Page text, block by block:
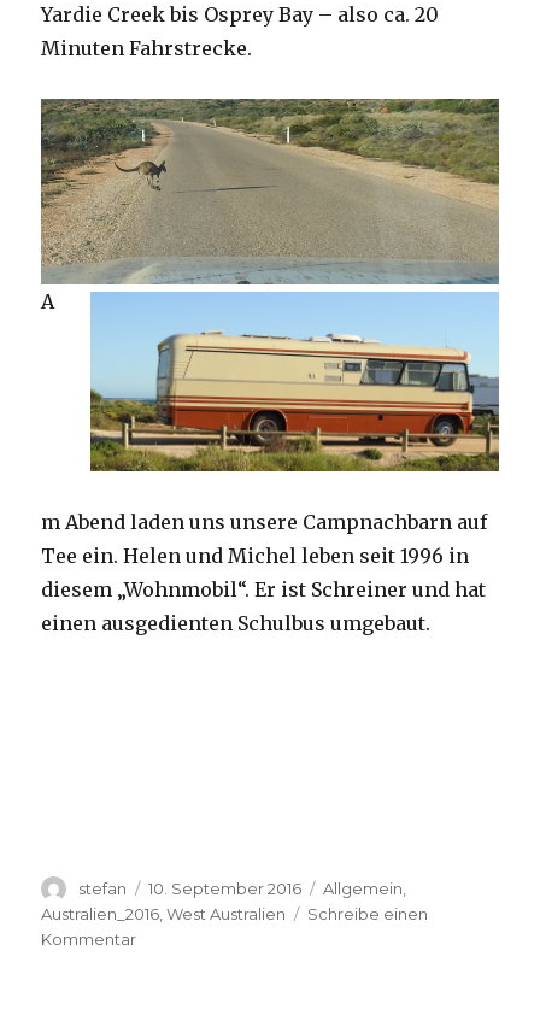
Yardie Creek bis Osprey Bay – also ca. 20
Minuten Fahrstrecke.
A
m Abend laden uns unsere Campnachbarn auf
Tee ein. Helen und Michel leben seit 1996 in
diesem „Wohnmobil“. Er ist Schreiner und hat
einen ausgedienten Schulbus umgebaut.
Autor
stefan
Veröffentlicht
am
10. September 2016 Kategorien
Allgemein
Australien_2016 ,West Australien
Schreibe einen
Kommentarzu